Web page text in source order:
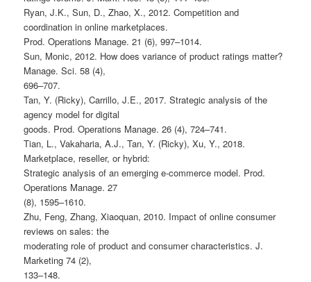
Ryan, J.K., Sun, D., Zhao, X., 2012. Competition and
coordination in online marketplaces.
Prod. Operations Manage. 21 (6), 997–1014.
Sun, Monic, 2012. How does variance of product ratings matter?
Manage. Sci. 58 (4),
696–707.
Tan, Y. (Ricky), Carrillo, J.E., 2017. Strategic analysis of the
agency model for digital
goods. Prod. Operations Manage. 26 (4), 724–741.
Tian, L., Vakaharia, A.J., Tan, Y. (Ricky), Xu, Y., 2018.
Marketplace, reseller, or hybrid:
Strategic analysis of an emerging e-commerce model. Prod.
Operations Manage. 27
(8), 1595–1610.
Zhu, Feng, Zhang, Xiaoquan, 2010. Impact of online consumer
reviews on sales: the
moderating role of product and consumer characteristics. J.
Marketing 74 (2),
133–148.